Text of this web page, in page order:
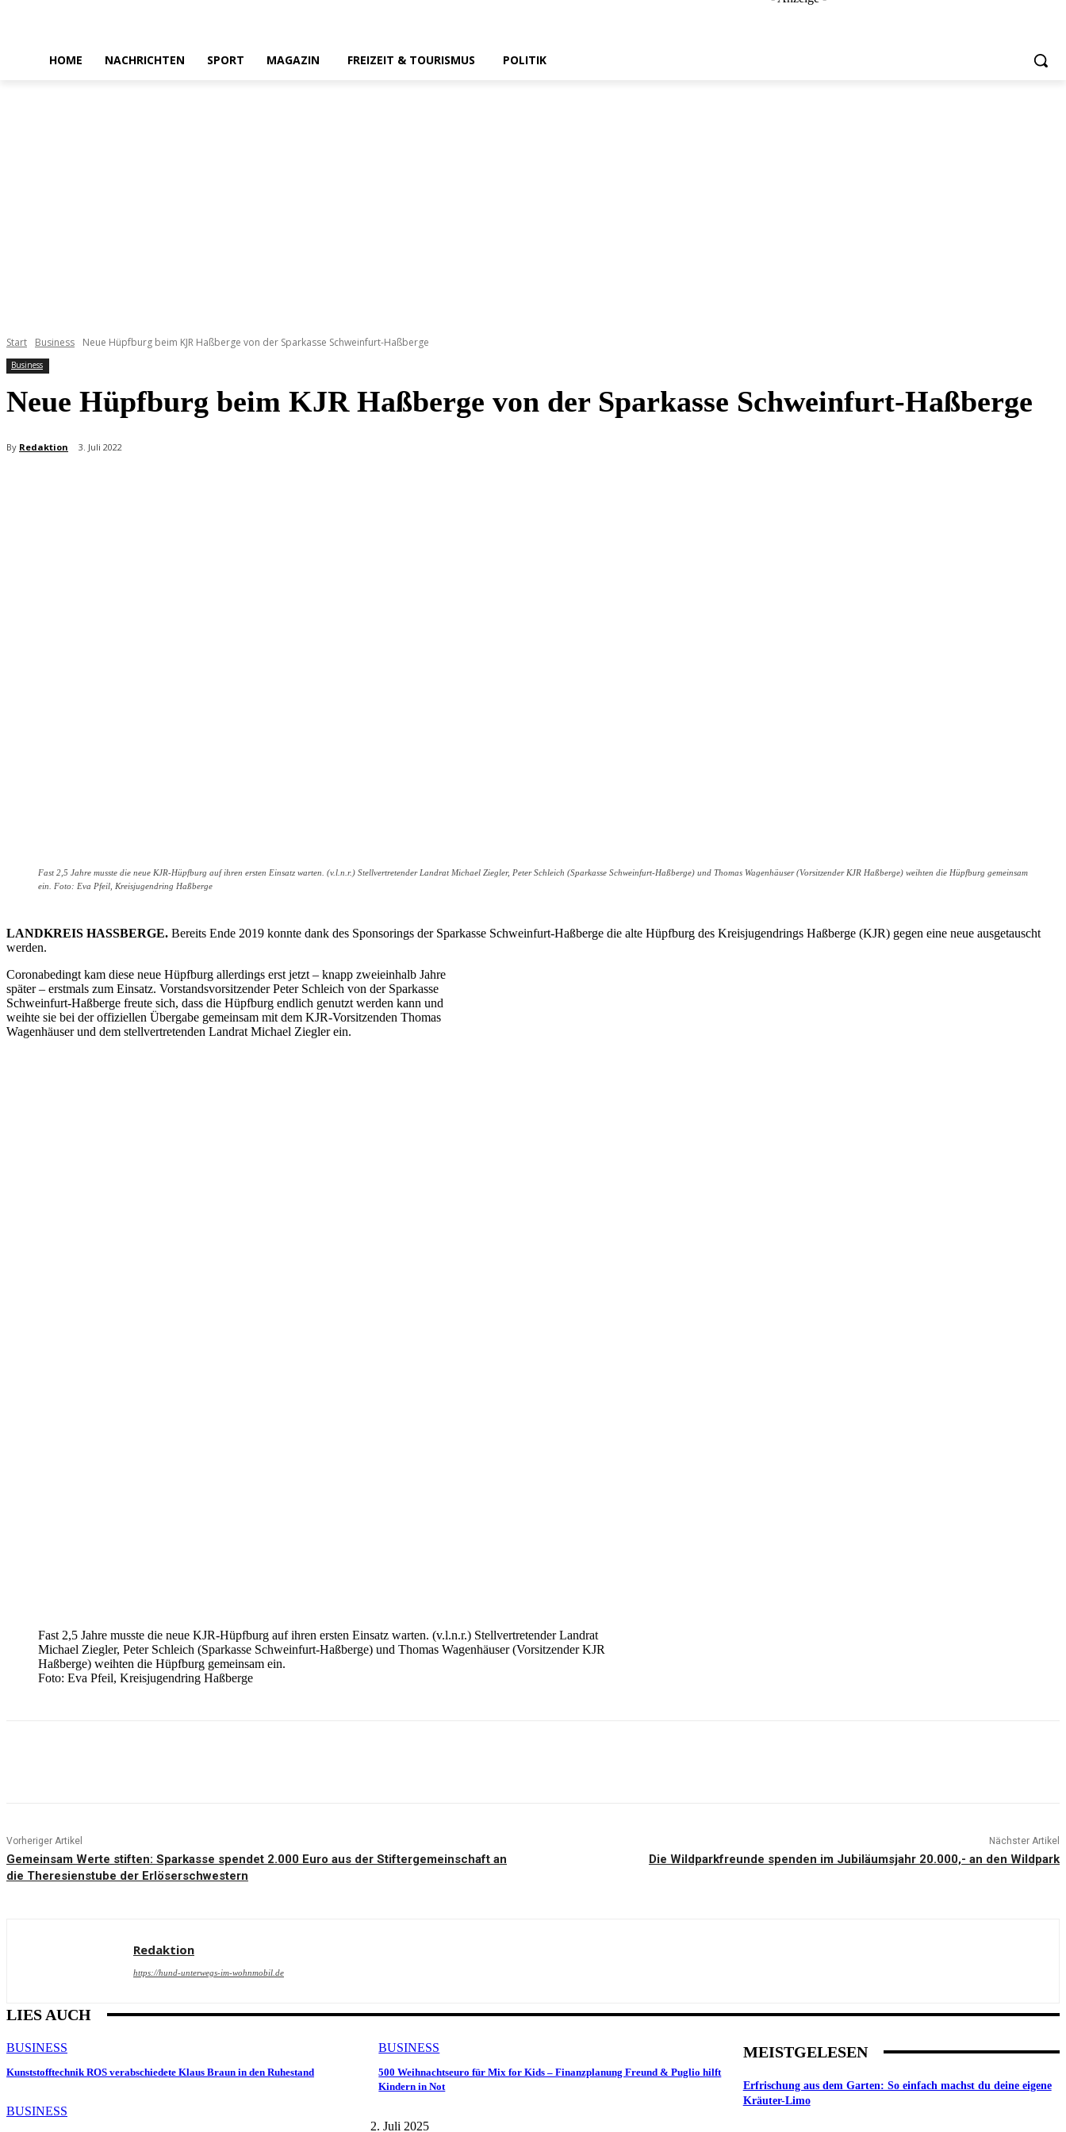
HOME NACHRICHTEN SPORT MAGAZIN FREIZEIT & TOURISMUS POLITIK
Start Business Neue Hüpfburg beim KJR Haßberge von der Sparkasse Schweinfurt-Haßberge
Business
Neue Hüpfburg beim KJR Haßberge von der Sparkasse Schweinfurt-Haßberge
By Redaktion 3. Juli 2022
Fast 2,5 Jahre musste die neue KJR-Hüpfburg auf ihren ersten Einsatz warten. (v.l.n.r.) Stellvertretender Landrat Michael Ziegler, Peter Schleich (Sparkasse Schweinfurt-Haßberge) und Thomas Wagenhäuser (Vorsitzender KJR Haßberge) weihten die Hüpfburg gemeinsam
ein. Foto: Eva Pfeil, Kreisjugendring Haßberge
LANDKREIS HASSBERGE. Bereits Ende 2019 konnte dank des Sponsorings der Sparkasse Schweinfurt-Haßberge die alte Hüpfburg des Kreisjugendrings Haßberge (KJR) gegen eine neue ausgetauscht
werden.
Coronabedingt kam diese neue Hüpfburg allerdings erst jetzt – knapp zweieinhalb Jahre
später – erstmals zum Einsatz. Vorstandsvorsitzender Peter Schleich von der Sparkasse
Schweinfurt-Haßberge freute sich, dass die Hüpfburg endlich genutzt werden kann und
weihte sie bei der offiziellen Übergabe gemeinsam mit dem KJR-Vorsitzenden Thomas
Wagenhäuser und dem stellvertretenden Landrat Michael Ziegler ein.
Fast 2,5 Jahre musste die neue KJR-Hüpfburg auf ihren ersten Einsatz warten. (v.l.n.r.) Stellvertretender Landrat
Michael Ziegler, Peter Schleich (Sparkasse Schweinfurt-Haßberge) und Thomas Wagenhäuser (Vorsitzender KJR
Haßberge) weihten die Hüpfburg gemeinsam ein.
Foto: Eva Pfeil, Kreisjugendring Haßberge
Vorheriger Artikel
Gemeinsam Werte stiften: Sparkasse spendet 2.000 Euro aus der Stiftergemeinschaft an
die Theresienstube der Erlöserschwestern
Nächster Artikel
Die Wildparkfreunde spenden im Jubiläumsjahr 20.000,- an den Wildpark
Redaktion
https://hund-unterwegs-im-wohnmobil.de
LIES AUCH
BUSINESS
Kunststofftechnik ROS verabschiedete Klaus Braun in den Ruhestand
BUSINESS
500 Weihnachtseuro für Mix for Kids – Finanzplanung Freund & Puglio hilft
Kindern in Not
BUSINESS
MEISTGELESEN
Erfrischung aus dem Garten: So einfach machst du deine eigene
Kräuter-Limo
2. Juli 2025